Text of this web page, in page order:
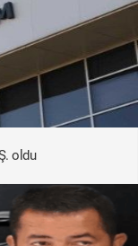
oldu